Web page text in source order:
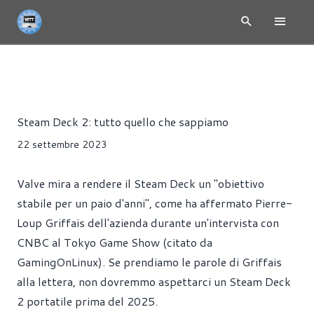
Steam Deck 2: tutto quello che sappiamo
22 settembre 2023
Valve mira a rendere il Steam Deck un "obiettivo
stabile per un paio d'anni", come ha affermato Pierre-
Loup Griffais dell'azienda durante un'intervista con
CNBC al Tokyo Game Show (citato da
GamingOnLinux). Se prendiamo le parole di Griffais
alla lettera, non dovremmo aspettarci un Steam Deck
2 portatile prima del 2025.